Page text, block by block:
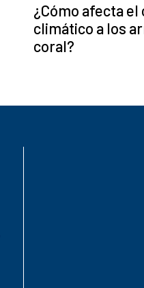
¿Cómo afecta el
climático a los
coral?